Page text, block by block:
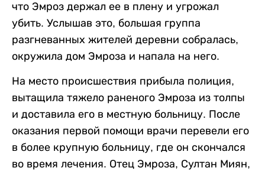
что Эмроз держал ее в плену и угрожал
убить. Услышав это, большая группа
разгневанных жителей деревни собралась,
окружила дом Эмроза и напала на него.
На место происшествия прибыла полиция,
вытащила тяжело раненого Эмроза из толпы
и доставила его в местную больницу. После
оказания первой помощи врачи перевели его
в более крупную больницу, где он скончался
во время лечения. Отец Эмроза, Султан Миян,